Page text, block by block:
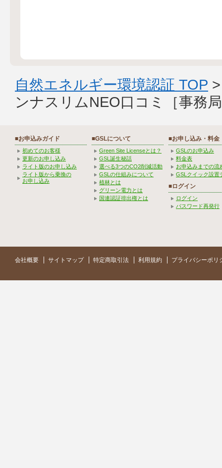
自然エネルギー環境認証 TOP
ンナスリムNEO口コミ［事務
■お申込みガイド
初めてのお客様
更新のお申し込み
ライト版のお申し込み
ライト版から乗換の
お申し込み
■GSLについて
Green Site Licenseとは？
GSL誕生秘話
選べる3つのCO2削減活動
GSLの仕組みについて
植林とは
グリーン電力とは
国連認証排出権とは
■お申し込み・料金
GSLのお申込み
料金表
お申込みまでの流
GSLクイック設置
■ログイン
ログイン
パスワード再発行
会社概要 サイトマップ 特定商取引法 利用規約 プライバシーポリ